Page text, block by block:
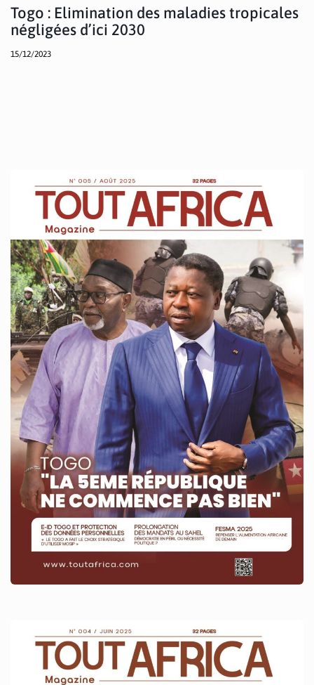
Togo : Elimination des maladies tropicales
négligées d’ici 2030
15/12/2023